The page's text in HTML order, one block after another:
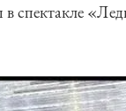
спектакле